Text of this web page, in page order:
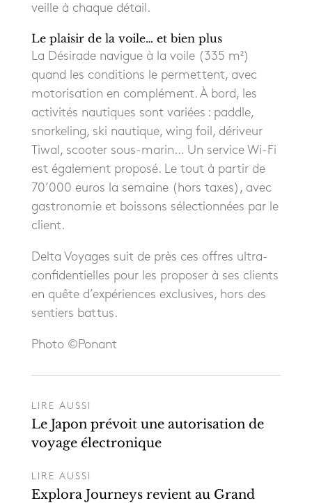
veille à chaque détail.
Le plaisir de la voile… et bien plus
La Désirade navigue à la voile (335 m²)
quand les conditions le permettent, avec
motorisation en complément. À bord, les
activités nautiques sont variées : paddle,
snorkeling, ski nautique, wing foil, dériveur
Tiwal, scooter sous-marin… Un service Wi-Fi
est également proposé. Le tout à partir de
70’000 euros la semaine (hors taxes), avec
gastronomie et boissons sélectionnées par le
client.
Delta Voyages suit de près ces offres ultra-
confidentielles pour les proposer à ses clients
en quête d’expériences exclusives, hors des
sentiers battus.
Photo ©Ponant
LIRE AUSSI
Le Japon prévoit une autorisation de
voyage électronique
LIRE AUSSI
Explora Journeys revient au Grand